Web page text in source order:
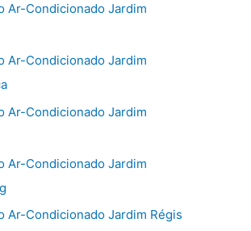
Ar-Condicionado Jardim
Ar-Condicionado Jardim
Ar-Condicionado Jardim
Ar-Condicionado Jardim
Ar-Condicionado Jardim Régis